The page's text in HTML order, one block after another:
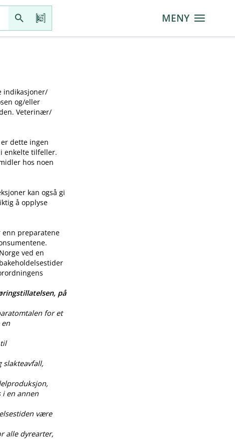
MENY
indikasjoner​/​
og​/​eller
Veterinær​/​
dette ingen
enkelte tilfeller.
hos noen
kan også gi
å opplyse
preparatene
ved en
på
for et
i en annen
være
alle dyrearter,